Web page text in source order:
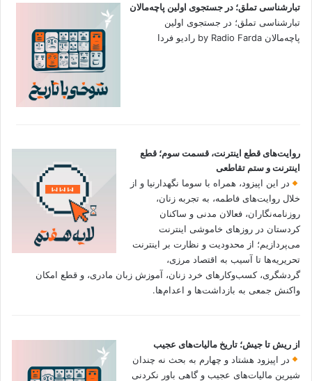
تبارشناسی تملق؛ در جستجوی اولین‌ پاچه‌مالان
تبارشناسی تملق؛ در جستجوی اولین‌
پاچه‌مالان by Radio Farda رادیو فردا
روایت‌های قطع اینترنت، قسمت سوم؛ قطع
اینترنت و ستم تقاطعی
در این اپیزود، همراه با سوما نگهدارنیا و از
خلال روایت‌های فاطمه، به تجربه زنان،
روزنامه‌نگاران، فعالان مدنی و ساکنان
کردستان در روزهای خاموشی اینترنت
می‌پردازیم؛ از محدودیت و نظارت بر اینترنت
تحریریه‌ها تا آسیب به اقتصاد مرزی،
گردشگری، کسب‌وکارهای خرد زنان، آموزش زبان مادری، و قطع امکان
واکنش جمعی به بازداشت‌ها و اعدام‌ها.
از ریش تا جیش؛ تاریخ مالیات‌های عجیب
در اپیزود هشتاد و چهارم به بحث نه چندان
شیرین مالیات‌های عجیب و گاهی باور نکردنی‌